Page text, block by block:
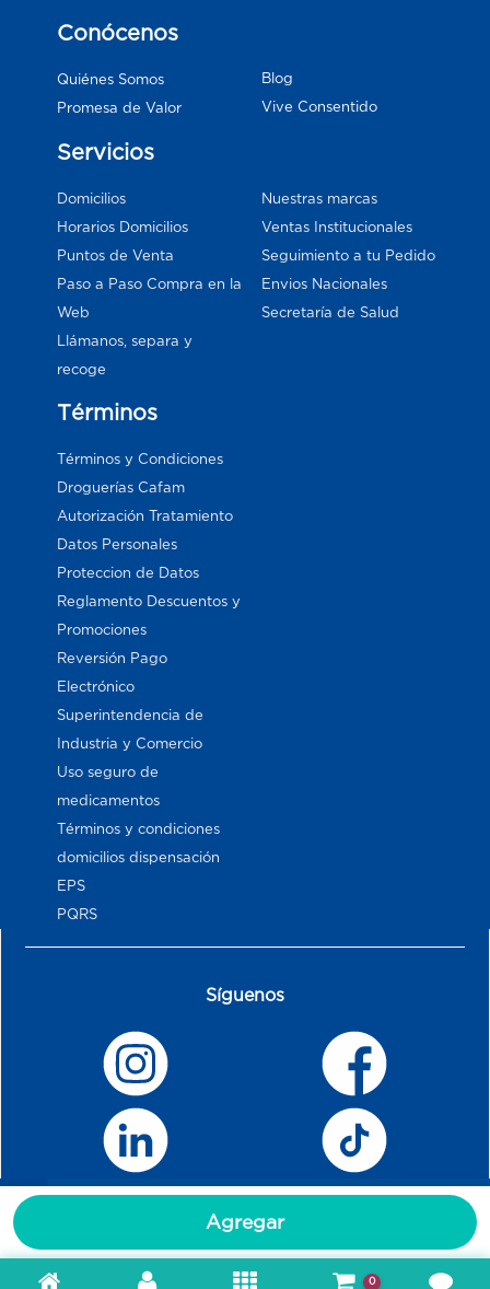
Agregar
Conócenos
Quiénes Somos
Promesa de Valor
Blog
Vive Consentido
Servicios
Domicilios
Horarios Domicilios
Puntos de Venta
Paso a Paso Compra en la
Web
Llámanos, separa y
recoge
Nuestras marcas
Ventas Institucionales
Seguimiento a tu Pedido
Envios Nacionales
Secretaría de Salud
Términos
Términos y Condiciones
Droguerías Cafam
Autorización Tratamiento
Datos Personales
Proteccion de Datos
Reglamento Descuentos y
Promociones
Reversión Pago
Electrónico
Superintendencia de
Industria y Comercio
Uso seguro de
medicamentos
Términos y condiciones
domicilios dispensación
EPS
PQRS
Síguenos
0